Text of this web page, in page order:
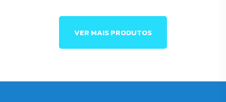
VER MAIS PRODUTOS